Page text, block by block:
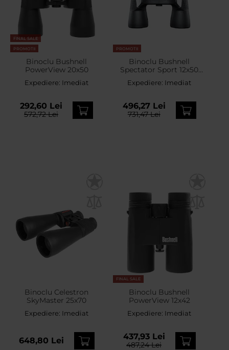
FINAL SALE
PROMOTII
Binoclu Bushnell
PowerView 20x50
Expediere: Imediat
292,60 Lei
572,72 Lei
PROMOTII
Binoclu Bushnell
Spectator Sport 12x50
Focus Free
Expediere: Imediat
496,27 Lei
731,47 Lei
Binoclu Celestron
SkyMaster 25x70
Expediere: Imediat
648,80 Lei
FINAL SALE
Binoclu Bushnell
PowerView 12x42
Expediere: Imediat
437,93 Lei
487,24 Lei